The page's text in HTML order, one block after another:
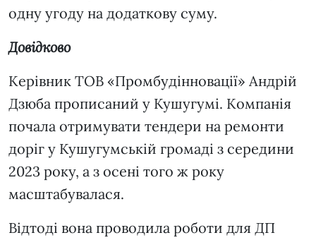
одну угоду на додаткову суму.
Довідково
Керівник ТОВ «Промбудінновації» Андрій
Дзюба прописаний у Кушугумі. Компанія
почала отримувати тендери на ремонти
доріг у Кушугумській громаді з середини
2023 року, а з осені того ж року
масштабувалася.
Відтоді вона проводила роботи для ДП